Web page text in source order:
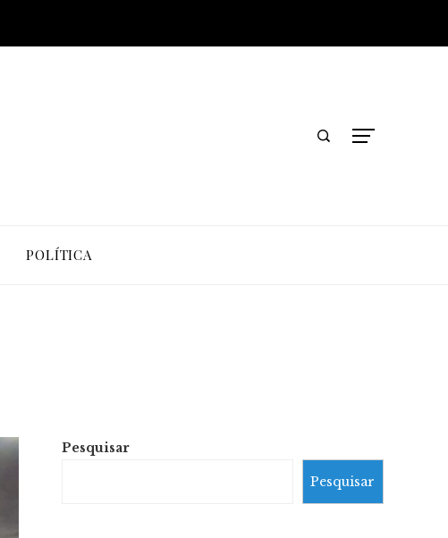
POLÍTICA
Pesquisar
Pesquisar